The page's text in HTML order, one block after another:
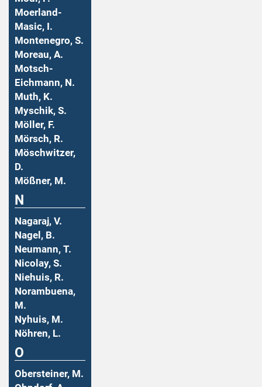
Moerland-
Masic, I.
Montenegro, S.
Moreau, A.
Motsch-
Eichmann, N.
Muth, K.
Myschik, S.
Möller, F.
Mörsch, R.
Möschwitzer,
D.
Mößner, M.
N
Nagaraj, V.
Nagel, B.
Neumann, T.
Nicolay, S.
Niehuis, R.
Norambuena,
M.
Nyhuis, M.
Nöhren, L.
O
Obersteiner, M.